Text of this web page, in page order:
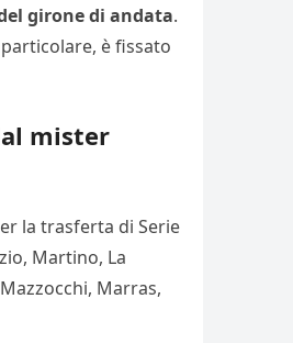
girone di andata.
è fissato
mister
la trasferta di Serie
Martino, La
Marras,